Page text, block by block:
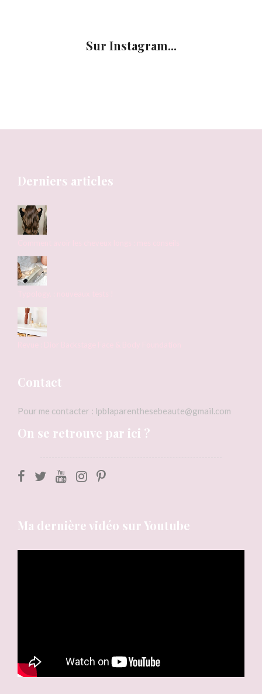
Sur Instagram...
Derniers articles
Contact
Pour me contacter : lpblaparenthesebeaute@gmail.com
On se retrouve par ici ?
Ma dernière vidéo sur Youtube